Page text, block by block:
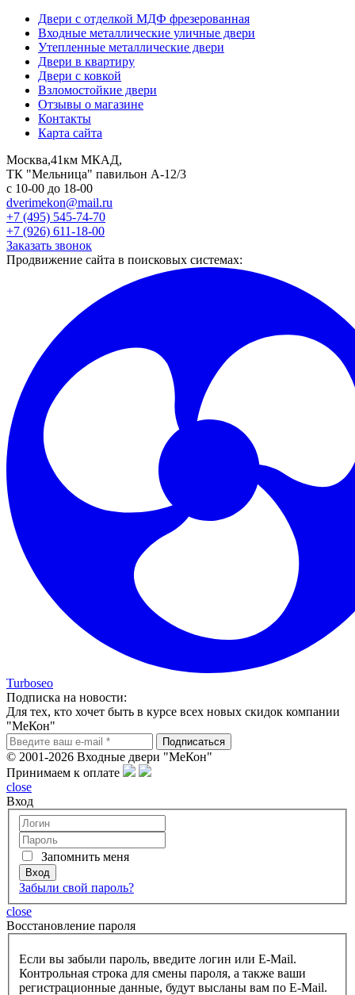
Двери с отделкой МДФ фрезерованная
Входные металлические уличные двери
Утепленные металлические двери
Двери в квартиру
Двери с ковкой
Взломостойкие двери
Отзывы о магазине
Контакты
Карта сайта
Москва,41км МКАД,
ТК "Мельница" павильон А-12/3
с 10-00 до 18-00
dverimekon@mail.ru
+7 (495) 545-74-70
+7 (926) 611-18-00
Заказать звонок
Продвижение сайта в поисковых системах:
Turboseo
Подписка на новости:
Для тех, кто хочет быть в курсе всех новых скидок компании
"МеКон"
© 2001-2026 Входные двери "МеКон"
Принимаем к оплате
close
Вход
Запомнить меня
Забыли свой пароль?
close
Восcтановление пароля
Если вы забыли пароль, введите логин или E-Mail.
Контрольная строка для смены пароля, а также ваши
регистрационные данные, будут высланы вам по E-Mail.